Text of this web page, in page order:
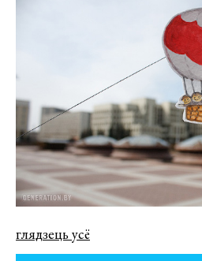
глядзець усё